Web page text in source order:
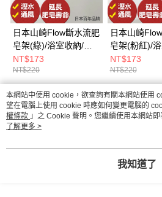
日本山崎Flow斷水流肥
皂架(綠)/浴室收納/衛
浴收納架/肥皂盤/肥皂
盒/肥皂架
NT$173
NT$220
日本山崎
皂架(粉紅)/浴
衛浴收納架/
皂盒/肥皂架
NT$173
NT$220
熱門標籤
本網站中使用 cookie，欲查詢有關本網站使用
望在電腦上使用 cookie 時應如何變更電腦的
權條款 」之 Cookie 聲明。您繼續使用本網站
用條款之 Cookie 聲明使用 cookie。
了解更多 >
我知道了